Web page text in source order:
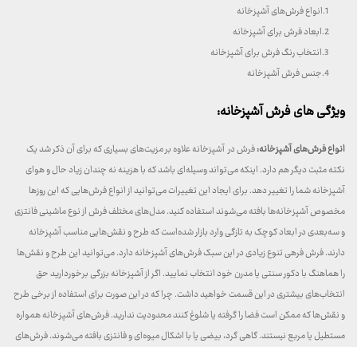
1.انواع فرش‌های آشپزخانه
2.ابعاد فرش برای آشپزخانه
3.انتخاب رنگ فرش برای آشپزخانه
4.جنس فرش آشپزخانه
ویژگی های فرش آشپزخانه:
انواع فرش‌های آشپزخانه:فرش در آشپزخانه علاوه بر مزیت‌های بسیاری که برای آن ذکر شد یک
نکته مثبت دیگر هم دارد. اینکه می‌تواند وسیله‌ای باشد که با هزینه نه چندان زیاد حال و هوای
آشپزخانه شما را تغییر دهد. برای ایجاد این تغییرات می‌توانید از انواع فرش‌هایی که این روزها
مخصوص آشپزخانه‌ها بافته می‌شوند استفاده کنید. مدل‌های مختلف فرش‌ از نوع ماشینی فانتزی
و سه‌بعدی در ابعاد کوچک به تازگی وارد بازار شده‌است که طرح و نقش‌هایی مناسب آشپزخانه
دارند. فرش فرهی تنوع زیادی در این سبک فرش‌های آشپزخانه دارد. می‌توانید این طرح و نقش‌ها
را هماهنگ با دکور سنتی یا مدرن خود انتخاب نمایید. اگر از آشپزخانه بزرگی برخوردارید حق
انتخاب‌های بیشتری در این قسمت خواهید داشت. چرا که در این صورت برای استفاده از برخی طرح
و نقش‌ها که ممکن است فضا را گرفته یا شلوغ کنند محدودیت ندارید. فرش‌های آشپزخانه همواره
مستطیل یا مربع نیستند. گاهی گرد، بیضی یا با اشکال میوه‌ای و فانتزی بافته می‌شوند. فرش‌های